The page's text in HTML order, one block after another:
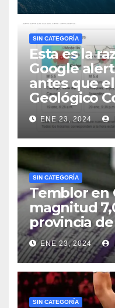
SIN CATEGORÍA
Esta es la
Google
antes que
Geológico
ENE 23, 2024
SIN CATEGORÍA
Temblor en
magnitud
provincia
ENE 23, 2024
SIN CATEGORÍA